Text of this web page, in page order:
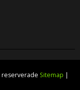
reserverade Sitemap